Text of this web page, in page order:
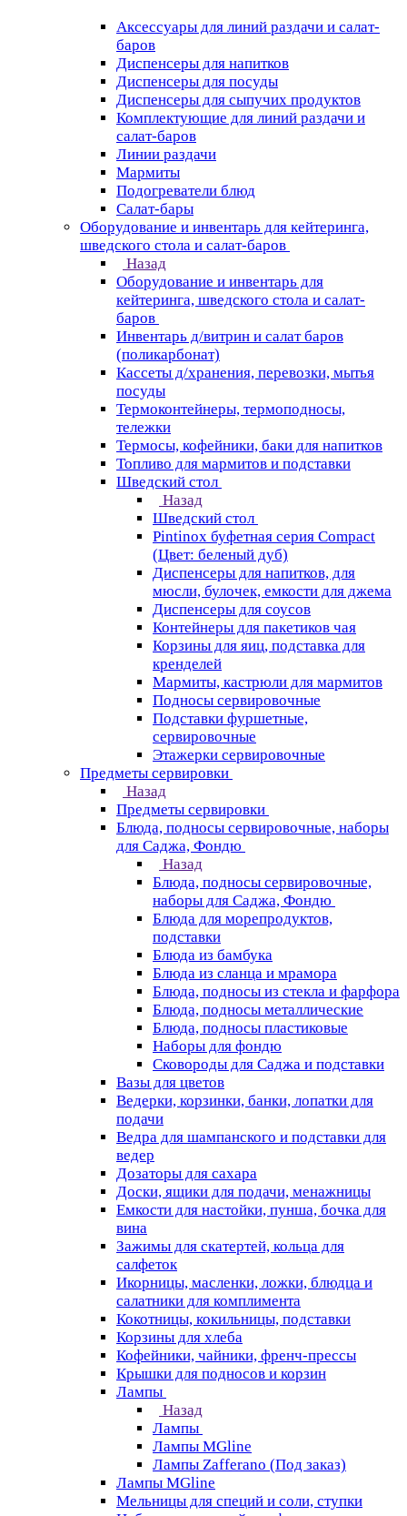
Аксессуары для линий раздачи и салат-
баров
Диспенсеры для напитков
Диспенсеры для посуды
Диспенсеры для сыпучих продуктов
Комплектующие для линий раздачи и
салат-баров
Линии раздачи
Мармиты
Подогреватели блюд
Салат-бары
Оборудование и инвентарь для кейтеринга,
шведского стола и салат-баров
Назад
Оборудование и инвентарь для
кейтеринга, шведского стола и салат-
баров
Инвентарь д/витрин и салат баров
(поликарбонат)
Кассеты д/хранения, перевозки, мытья
посуды
Термоконтейнеры, термоподносы,
тележки
Термосы, кофейники, баки для напитков
Топливо для мармитов и подставки
Шведский стол
Назад
Шведский стол
Pintinox буфетная серия Compact
(Цвет: беленый дуб)
Диспенсеры для напитков, для
мюсли, булочек, емкости для джема
Диспенсеры для соусов
Контейнеры для пакетиков чая
Корзины для яиц, подставка для
кренделей
Мармиты, кастрюли для мармитов
Подносы сервировочные
Подставки фуршетные,
сервировочные
Этажерки сервировочные
Предметы сервировки
Назад
Предметы сервировки
Блюда, подносы сервировочные, наборы
для Саджа, Фондю
Назад
Блюда, подносы сервировочные,
наборы для Саджа, Фондю
Блюда для морепродуктов,
подставки
Блюда из бамбука
Блюда из сланца и мрамора
Блюда, подносы из стекла и фарфора
Блюда, подносы металлические
Блюда, подносы пластиковые
Наборы для фондю
Сковороды для Саджа и подставки
Вазы для цветов
Ведерки, корзинки, банки, лопатки для
подачи
Ведра для шампанского и подставки для
ведер
Дозаторы для сахара
Доски, ящики для подачи, менажницы
Емкости для настойки, пунша, бочка для
вина
Зажимы для скатертей, кольца для
салфеток
Икорницы, масленки, ложки, блюдца и
салатники для комплимента
Кокотницы, кокильницы, подставки
Корзины для хлеба
Кофейники, чайники, френч-прессы
Крышки для подносов и корзин
Лампы
Назад
Лампы
Лампы MGline
Лампы Zafferano (Под заказ)
Лампы MGline
Мельницы для специй и соли, ступки